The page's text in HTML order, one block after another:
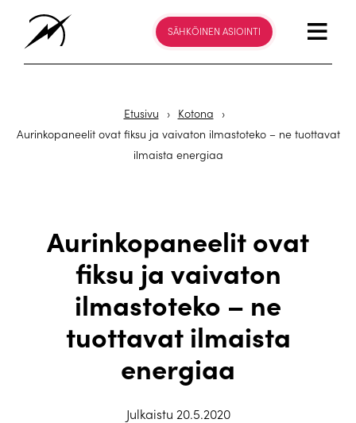
SÄHKÖINEN ASIOINTI
Etusivu › Kotona
›
Aurinkopaneelit ovat fiksu ja vaivaton ilmastoteko – ne tuottavat
ilmaista energiaa
Aurinkopaneelit ovat
fiksu ja vaivaton
ilmastoteko – ne
tuottavat ilmaista
energiaa
Julkaistu 20.5.2020